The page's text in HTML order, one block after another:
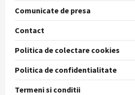
Comunicate de presa
Contact
Politica de colectare cookies
Politica de confidentialitate
Termeni si conditii